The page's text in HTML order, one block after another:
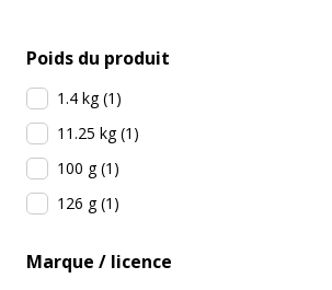
Poids du produit
1.4 kg(1 )
11.25 kg(1 )
100 g(1 )
126 g(1 )
Marque / licence